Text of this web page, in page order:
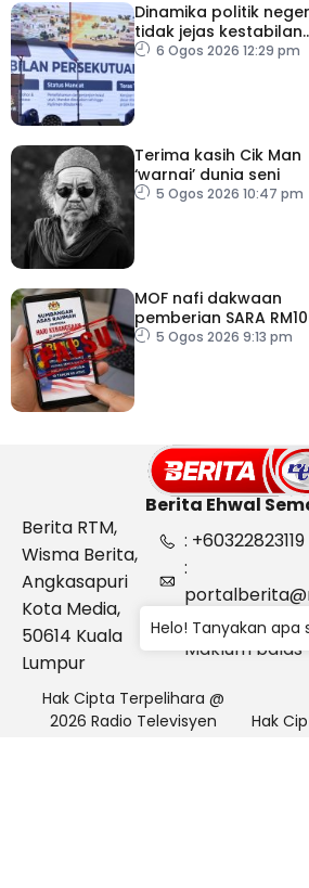
Dinamika politik
tidak jejas kestabilan
Kerajaan Perpaduan
6 Ogos 2026 12:29 pm
Terima kasih Cik Man
‘warnai’ dunia seni
5 Ogos 2026 10:47 pm
MOF nafi dakwaan
pemberian SARA
sempena Hari
5 Ogos 2026 9:13 pm
Berita Ehwal
Berita RTM,
Wisma Berita,
Angkasapuri
Kota Media,
50614 Kuala
Lumpur
: +60322823119
:
: Aduan &
Maklum balas
Hak Cipta Terpelihara @
2026 Radio Televisyen
Hak
Helo! Tanyakan apa